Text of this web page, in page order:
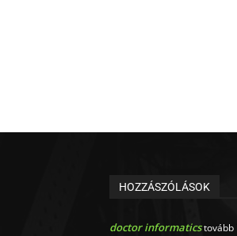
HOZZÁSZÓLÁSOK
doctor informaticstovább